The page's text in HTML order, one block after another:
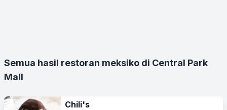
Semua hasil restoran meksiko di Central Park
Mall
Chili's